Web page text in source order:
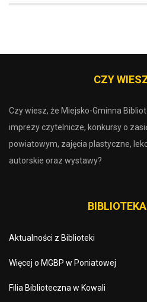
CZY
Czy wiesz, że Miejsko-Gminna
imprezy czytelnicze, konkursy o
powiatowym, zajęcia plastyczne,
autorskie oraz wystawy?
Aktualności z Biblioteki
Więcej o MGBP w Poniatowej
Filia Biblioteczna w Kowali